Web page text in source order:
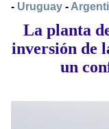
- Uruguay -
La planta
inversión de
un